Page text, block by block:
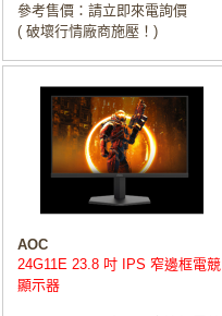
參考售價：請立即來電詢價
( 破壞行情廠商施壓！)
AOC
24G11E 23.8 吋 IPS 窄邊框電競
顯示器